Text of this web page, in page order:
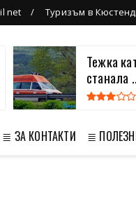
net Туризъм в
Тежка
станала
≣ ЗА КОНТАКТИ ≣